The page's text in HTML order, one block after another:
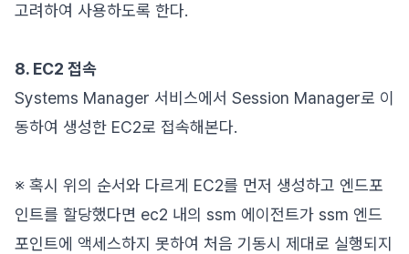
고려하여 사용하도록 한다.
8. EC2 접속
Systems Manager 서비스에서 Session Manager로 이
동하여 생성한 EC2로 접속해본다.
※ 혹시 위의 순서와 다르게 EC2를 먼저 생성하고 엔드포
인트를 할당했다면 ec2 내의 ssm 에이전트가 ssm 엔드
포인트에 액세스하지 못하여 처음 기동시 제대로 실행되지